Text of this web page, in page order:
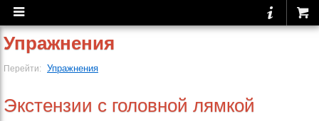
Упражнения
Перейти: Упражнения
Экстензии с головной лямкой